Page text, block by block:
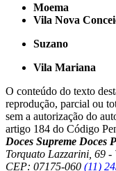
Moema
Vila Nova
Suzano
Vila Mariana
O conteúdo do texto
reprodução, parcial ou
sem a autorização do
artigo 184 do Código
Doces Supreme Doces
Torquato Lazzarini, 69 -
CEP: 07175-060 (11)